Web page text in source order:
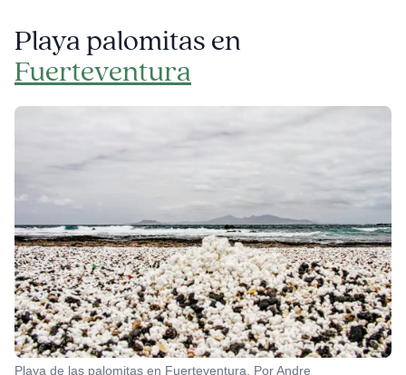
Playa palomitas en
Fuerteventura
Playa de las palomitas en Fuerteventura. Por Andre